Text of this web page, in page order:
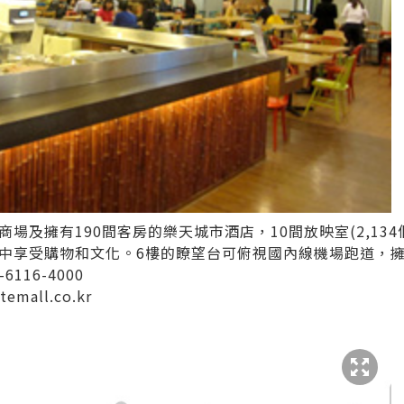
場及擁有190間客房的樂天城市酒店，10間放映室
享受購物和文化。6樓的瞭望台可俯視國內線機場跑道，
6116-4000